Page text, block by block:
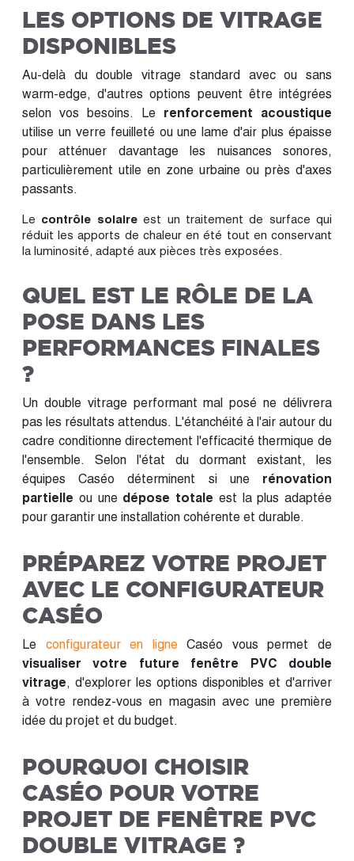
LES OPTIONS DE VITRAGE
DISPONIBLES
Au-delà du double vitrage standard avec ou sans
warm-edge, d'autres options peuvent être intégrées
selon vos besoins. Le renforcement acoustique
utilise un verre feuilleté ou une lame d'air plus épaisse
pour atténuer davantage les nuisances sonores,
particulièrement utile en zone urbaine ou près d'axes
passants.
Le contrôle solaireest un traitement de surface qui
réduit les apports de chaleur en été tout en conservant
la luminosité, adapté aux pièces très exposées.
QUEL EST LE RÔLE DE LA
POSE DANS LES
PERFORMANCES FINALES
?
Un double vitrage performant mal posé ne délivrera
pas les résultats attendus. L'étanchéité à l'air autour du
cadre conditionne directement l'efficacité thermique de
l'ensemble. Selon l'état du dormant existant, les
équipes Caséo déterminent si une rénovation
partielle ou une dépose totale est la plus adaptée
pour garantir une installation cohérente et durable.
PRÉPAREZ VOTRE PROJET
AVEC LE CONFIGURATEUR
CASÉO
Le configurateur en ligne Caséo vous permet de
visualiser votre future fenêtre PVC double
vitrage, d'explorer les options disponibles et d'arriver
à votre rendez-vous en magasin avec une première
idée du projet et du budget.
POURQUOI CHOISIR
CASÉO POUR VOTRE
PROJET DE FENÊTRE PVC
DOUBLE VITRAGE ?